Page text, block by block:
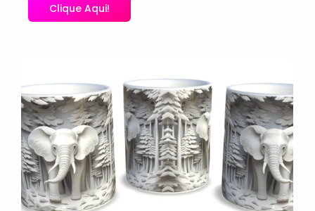
Clique Aqui!
No Comments